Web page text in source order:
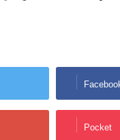
Pocket